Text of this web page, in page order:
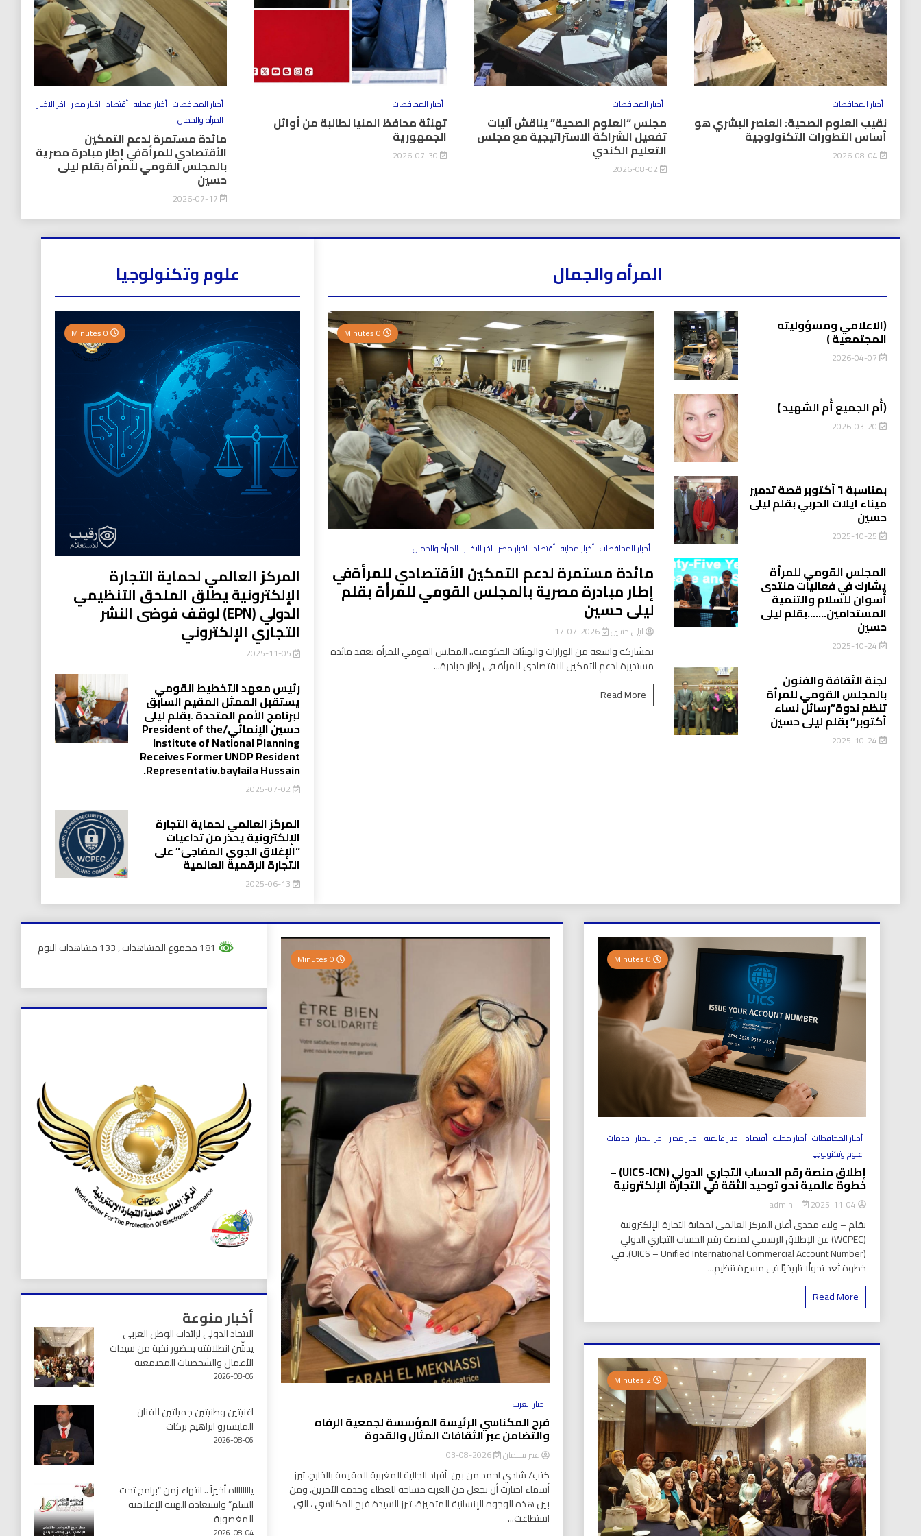
أخبار المحافظات
نقيب العلوم الصحية: العنصر البشري هو
أساس التطورات التكنولوجية
أخبار المحافظات
مجلس “العلوم الصحية” يناقش آليات
تفعيل الشراكة الاستراتيجية مع مجلس
التعليم الكندي
أخبار المحافظات
تهنئة محافظ المنيا لطالبة من أوائل
الجمهورية
أخبار المحافظات أخبار محليه أقتصاد اخبار مصر اخر الاخبار
المرأه والجمال
مائدة مستمرة لدعم التمكين
الأقتصادي للمرأةفي إطار مبادرة مصرية
بالمجلس القومي للمرأة بقلم ليلى
حسين
المرأه والجمال
0 Minutes
أخبار المحافظات أخبار محليه أقتصاد اخبار مصر اخر الاخبار المرأه والجمال
مائدة مستمرة لدعم التمكين الأقتصادي للمرأةفي
إطار مبادرة مصرية بالمجلس القومي للمرأة بقلم
ليلى حسين
ليلى حسين 2026-07-17
بمشاركة واسعة من الوزارات والهيئات الحكومية.. المجلس القومي للمرأة يعقد مائدة
مستديرة لدعم التمكين الاقتصادي للمرأة في إطار مبادرة...
Read More
(الاعلامي ومسؤوليته
المجتمعية )
2026-04-07
(أُم الجميع أُم الشهيد )
2026-03-20
بمناسبة ٦ أكتوبر قصة تدمير
ميناء ايلات الحربي بقلم ليلى
حسين
2025-10-25
المجلس القومي للمرأة
يشارك في فعاليات منتدى
أسوان للسلام والتنمية
المستدامين…….بقلم ليلى
حسين
2025-10-24
لجنة الثقافة والفنون
بالمجلس القومي للمرأة
تنظم ندوة”رسائل نساء
أكتوبر” بقلم ليلى حسين
2025-10-24
علوم وتكنولوجيا
0 Minutes
المركز العالمي لحماية التجارة
الإلكترونية يطلق الملحق التنظيمي
الدولي (EPN) لوقف فوضى النشر
التجاري الإلكتروني
رئيس معهد التخطيط القومي
يستقبل الممثل المقيم السابق
لبرنامج الأمم المتحدة .بقلم ليلى
حسين الإنمائي/President of the
Institute of National Planning
Receives Former UNDP Resident
.Representativ.baylaila Hussain
2025-07-02
المركز العالمي لحماية التجارة
الإلكترونية يحذر من تداعيات
“الإغلاق الجوي المفاجئ” على
التجارة الرقمية العالمية
2025-06-13
أخبار المحافظات أخبار محليه أقتصاد اخبار عالميه اخبار مصر اخر الاخبار خدمات
علوم وتكنولوجيا
إطلاق منصة رقم الحساب التجاري الدولي (UICS-ICN) –
خطوة عالمية نحو توحيد الثقة في التجارة الإلكترونية
2025-11-04
بقلم – ولاء مجدي أعلن المركز العالمي لحماية التجارة الإلكترونية
(WCPEC) عن الإطلاق الرسمي لمنصة رقم الحساب التجاري الدولي
(UICS – Unified International Commercial Account Number). في
خطوة تُعد تحولًا تاريخيًا في مسيرة تنظيم...
Read More
2 Minutes
اخبار العرب
فرح المكناسي الرئيسة المؤسسة لجمعية الرفاه
والتضامن عبر الثقافات المثال والقدوة
عبير سليمان 2026-08-03
كتب/ شادي احمد من بين أفراد الجالية المغربية المقيمة بالخارج، تبرز
أسماء اختارت أن تجعل من الغربة مساحة للعطاء وخدمة الآخرين، ومن
بين هذه الوجوه الإنسانية المتميزة، تبرز السيدة فرح المكناسي ، التي
استطاعت...
, 133 مشاهدات اليوم
أخبار منوعة
الاتحاد الدولي لرائدات الوطن العربي
يدشّن انطلاقته بحضور نخبة من سيدات
الأعمال والشخصيات المجتمعية
2026-08-06
اغنيتين وطنيتين جميلتين للفنان
المايسترو ابراهيم بركات
2026-08-06
يااااااااه أخيراً .. انتهاء زمن “برامج تحت
السلم” واستعادة الهيبة الإعلامية
المغصوبة
2026-08-04